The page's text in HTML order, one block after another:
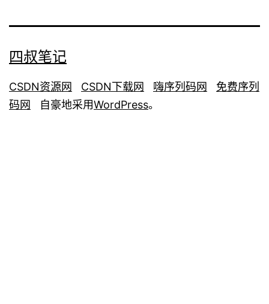
四叔笔记
CSDN资源网 CSDN下载网 嗨序列码网
免费序列
码网 自豪地采用WordPress。